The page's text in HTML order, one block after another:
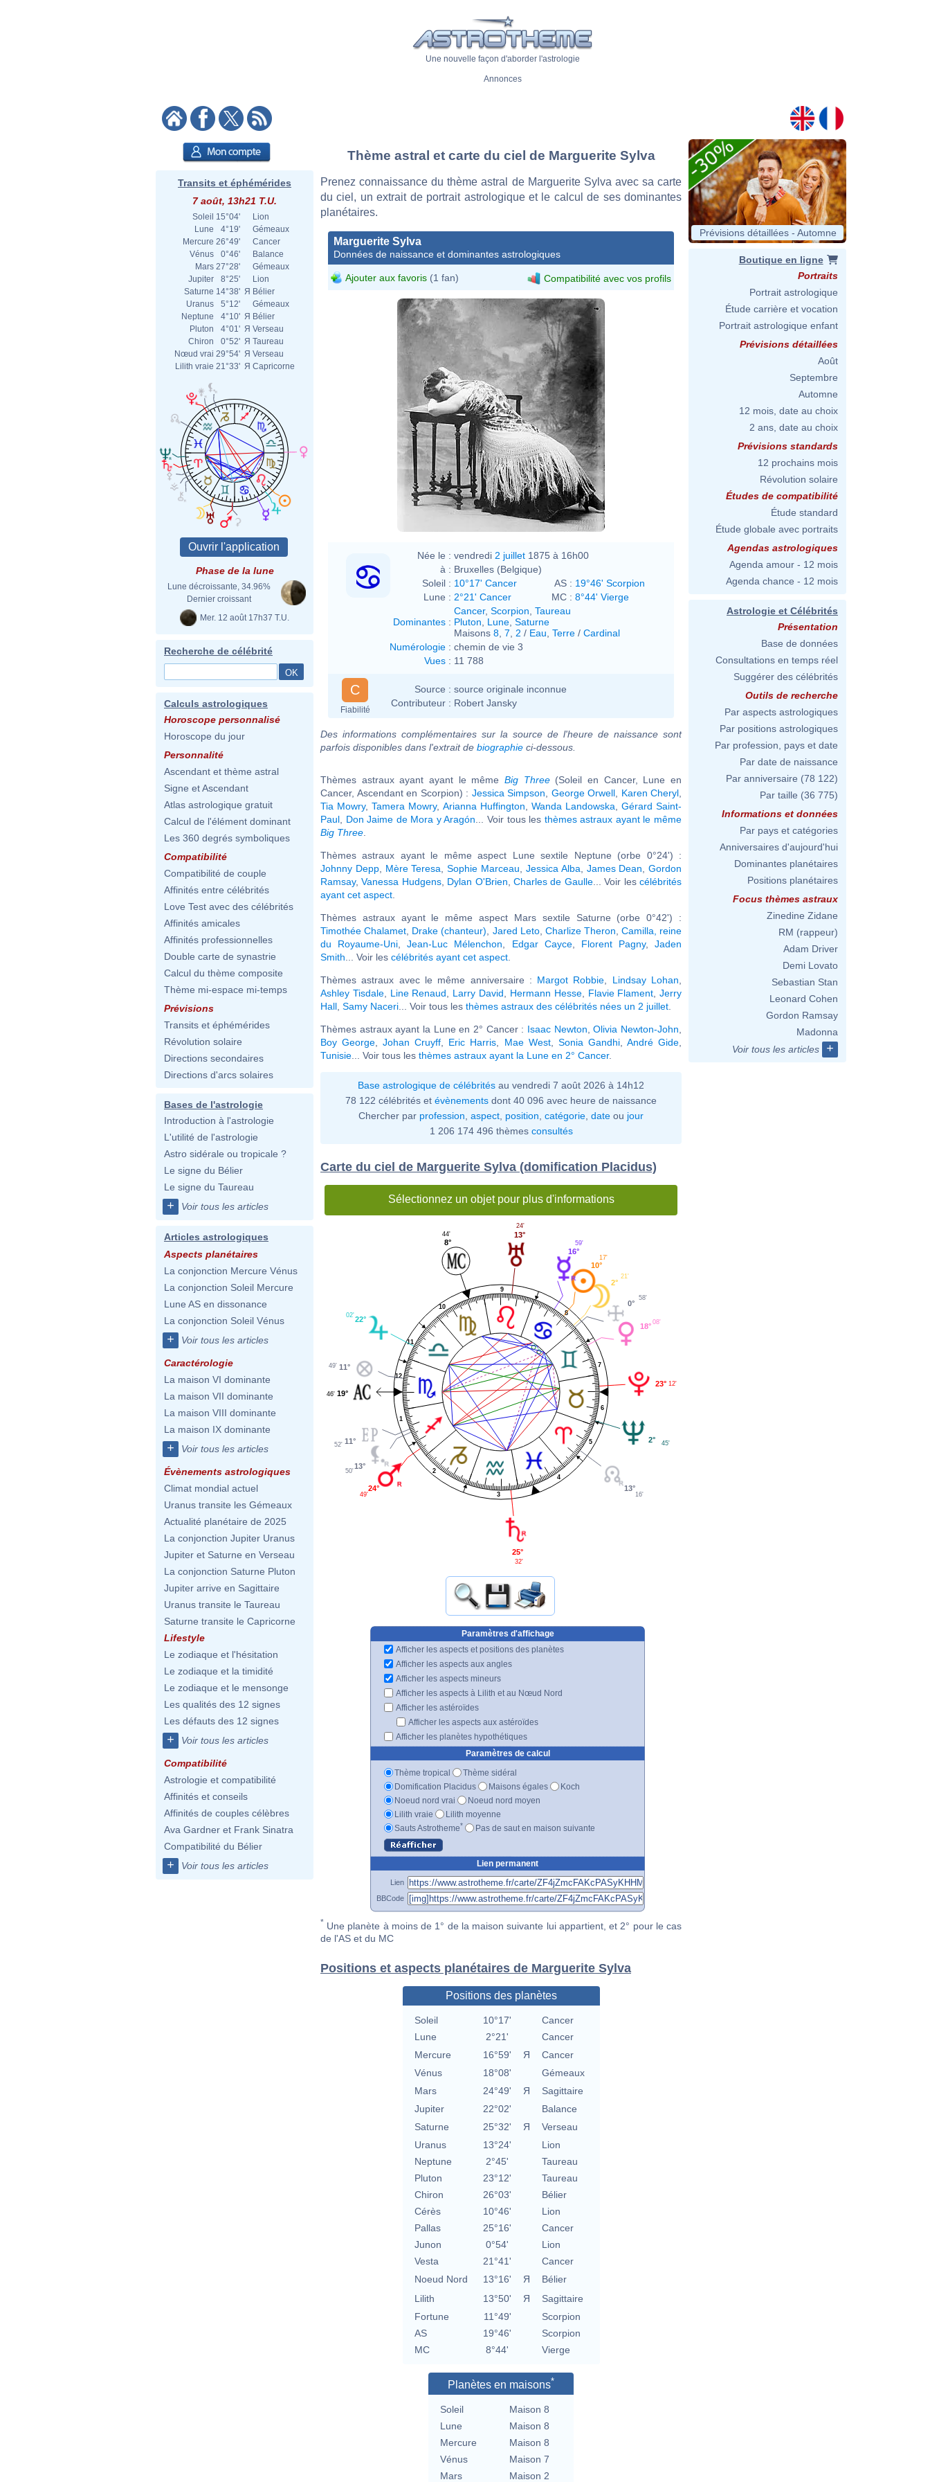
Une nouvelle façon d'aborder l'astrologie
Annonces
Transits et éphémérides
7 août, 13h21 T.U.
Soleil 15°04'
Lion
Lune
4°19'
Gémeaux
Mercure 26°49'
Cancer
Vénus
0°46'
Balance
Mars 27°28'
Gémeaux
Jupiter
8°25'
Lion
Saturne 14°38' Я Bélier
Uranus
5°12'
Gémeaux
Neptune
4°10' Я Bélier
Pluton
4°01' Я Verseau
Chiron
0°52' Я Taureau
Nœud vrai 29°54' Я Verseau
Lilith vraie 21°33' Я Capricorne
Phase de la lune
Lune décroissante, 34.96%
Dernier croissant
Mer. 12 août 17h37 T.U.
Recherche de célébrité
Calculs astrologiques
Horoscope personnalisé
Horoscope du jour
Personnalité
Ascendant et thème astral
Signe et Ascendant
Atlas astrologique gratuit
Calcul de l'élément dominant
Les 360 degrés symboliques
Compatibilité
Compatibilité de couple
Affinités entre célébrités
Love Test avec des célébrités
Affinités amicales
Affinités professionnelles
Double carte de synastrie
Calcul du thème composite
Thème mi-espace mi-temps
Prévisions
Transits et éphémérides
Révolution solaire
Directions secondaires
Directions d'arcs solaires
Bases de l'astrologie
Introduction à l'astrologie
L'utilité de l'astrologie
Astro sidérale ou tropicale ?
Le signe du Bélier
Le signe du Taureau
+ Voir tous les articles
Articles astrologiques
Aspects planétaires
La conjonction Mercure Vénus
La conjonction Soleil Mercure
Lune AS en dissonance
La conjonction Soleil Vénus
+ Voir tous les articles
Caractérologie
La maison VI dominante
La maison VII dominante
La maison VIII dominante
La maison IX dominante
+ Voir tous les articles
Évènements astrologiques
Climat mondial actuel
Uranus transite les Gémeaux
Actualité planétaire de 2025
La conjonction Jupiter Uranus
Jupiter et Saturne en Verseau
La conjonction Saturne Pluton
Jupiter arrive en Sagittaire
Uranus transite le Taureau
Saturne transite le Capricorne
Lifestyle
Le zodiaque et l'hésitation
Le zodiaque et la timidité
Le zodiaque et le mensonge
Les qualités des 12 signes
Les défauts des 12 signes
+ Voir tous les articles
Compatibilité
Astrologie et compatibilité
Affinités et conseils
Affinités de couples célèbres
Ava Gardner et Frank Sinatra
Compatibilité du Bélier
+ Voir tous les articles
Thème astral et carte du ciel de Marguerite Sylva
Prenez connaissance du thème astral de Marguerite Sylva avec sa carte
du ciel, un extrait de portrait astrologique et le calcul de ses dominantes
planétaires.
Marguerite Sylva
Données de naissance et dominantes astrologiques
Ajouter aux favoris (1 fan) Compatibilité avec vos profils
Née le : vendredi 2 juillet 1875 à 16h00
à : Bruxelles (Belgique)
Soleil : 10°17' Cancer AS : 19°46' Scorpion
Lune : 2°21' Cancer MC : 8°44' Vierge
Dominantes :
Cancer, Scorpion Taureau
Pluton
Lune Saturne
Maisons 8 7 2 / Eau Terre / Cardinal
Numérologie : chemin de vie 3
Vues : 11 788
C
Fiabilité
Source : source originale inconnue
Contributeur : Robert Jansky
Des informations complémentaires sur la source de l'heure de naissance sont
parfois disponibles dans l'extrait de biographie ci-dessous.
Thèmes astraux ayant ayant le même Big Three(Soleil en Cancer, Lune en
Cancer, Ascendant en Scorpion) : Jessica Simpson George Orwell Karen Cheryl
Tia Mowry,Tamera Mowry, Arianna Huffington Wanda Landowska
Gérard Saint-
Paul
Don Jaime de Mora y Aragón ... Voir tous les thèmes astraux ayant le même
Big Three
Thèmes astraux ayant le même aspect Lune sextile Neptune (orbe 0°24') :
Johnny Depp, Mère Teresa ,Sophie Marceau Jessica Alba James Dean ,Gordon
Ramsay,Vanessa Hudgens, Dylan O'Brien ,Charles de Gaulle... Voir lescélébrités
ayant cet aspect
Thèmes astraux ayant le même aspect Mars sextile Saturne (orbe 0°42') :
Timothée Chalamet Drake (chanteur) Jared Leto, Charlize Theron Camilla, reine
du Royaume-Uni ,Jean-Luc Mélenchon Edgar Cayce, Florent Pagny, Jaden
Smith ... Voir les célébrités ayant cet aspect
Thèmes astraux avec le même anniversaire : Margot Robbie Lindsay Lohan
Ashley Tisdale, Line Renaud Larry David Hermann Hesse, Flavie Flament ,Jerry
Hall Samy Naceri ... Voir tous les thèmes astraux des célébrités nées un 2 juillet
Thèmes astraux ayant la Lune en 2° Cancer : Isaac Newton ,Olivia Newton-John
Boy George ,Johan Cruyff Eric Harris Mae West, Sonia Gandhi, André Gide
Tunisie ... Voir tous les thèmes astraux ayant la Lune en 2° Cancer.
Base astrologique de célébrités au vendredi 7 août 2026 à 14h12
78 122 célébrités et évènements dont 40 096 avec heure de naissance
Chercher par profession aspect position catégorie date ou jour
1 206 174 496 thèmes consultés
Carte du ciel de Marguerite Sylva (domification Placidus)
Sélectionnez un objet pour plus d'informations
1
2
3
4
5
6
7
8
9
10
11
12
23° 12'
18° 08'
0°
58'
2°
21'
10°
17'
16°
59'
13°
24'
8°
44'
22°
02'
11°
49'
19°
46'
11°
52'
13°
50'
24°
49'
25°
32'
13°
16'
2° 45'
Paramètres d'affichage
Afficher les aspects et positions des planètes
Afficher les aspects aux angles
Afficher les aspects mineurs
Afficher les aspects à Lilith et au Nœud Nord
Afficher les astéroïdes
Afficher les aspects aux astéroïdes
Afficher les planètes hypothétiques
Paramètres de calcul
Thème tropical
Thème sidéral
Domification Placidus
Maisons égales
Koch
Noeud nord vrai
Noeud nord moyen
Lilith vraie
Lilith moyenne
Sauts Astrotheme* Pas de saut en maison suivante
Lien permanent
Lien
BBCode
* Une planète à moins de 1° de la maison suivante lui appartient, et 2° pour le cas
de l'AS et du MC
Positions et aspects planétaires de Marguerite Sylva
Positions des planètes
Soleil 10°17'
Cancer
Lune
2°21'
Cancer
Mercure
16°59' Я
Cancer
Vénus
18°08'
Gémeaux
Mars
24°49' Я
Sagittaire
Jupiter
22°02'
Balance
Saturne
25°32' Я
Verseau
Uranus
13°24'
Lion
Neptune
2°45'
Taureau
Pluton
23°12'
Taureau
Chiron
26°03'
Bélier
Cérès
10°46'
Lion
Pallas
25°16'
Cancer
Junon
0°54'
Lion
Vesta
21°41'
Cancer
Noeud Nord
13°16' Я
Bélier
Lilith
13°50' Я
Sagittaire
Fortune
11°49'
Scorpion
AS
19°46'
Scorpion
MC
8°44' Vierge
Planètes en maisons*
Soleil
Maison 8
Lune
Maison 8
Mercure
Maison 8
Vénus
Maison 7
Mars
Maison 2
Prévisions détaillées - Automne
Boutique en ligne
Portraits
Portrait astrologique
Étude carrière et vocation
Portrait astrologique enfant
Prévisions détaillées
Août
Septembre
Automne
12 mois, date au choix
2 ans, date au choix
Prévisions standards
12 prochains mois
Révolution solaire
Études de compatibilité
Étude standard
Étude globale avec portraits
Agendas astrologiques
Agenda amour - 12 mois
Agenda chance - 12 mois
Astrologie et Célébrités
Présentation
Base de données
Consultations en temps réel
Suggérer des célébrités
Outils de recherche
Par aspects astrologiques
Par positions astrologiques
Par profession, pays et date
Par date de naissance
Par anniversaire (78 122)
Par taille (36 775)
Informations et données
Par pays et catégories
Anniversaires d'aujourd'hui
Dominantes planétaires
Positions planétaires
Focus thèmes astraux
Zinedine Zidane
RM (rappeur)
Adam Driver
Demi Lovato
Sebastian Stan
Leonard Cohen
Gordon Ramsay
Madonna
Voir tous les articles
+